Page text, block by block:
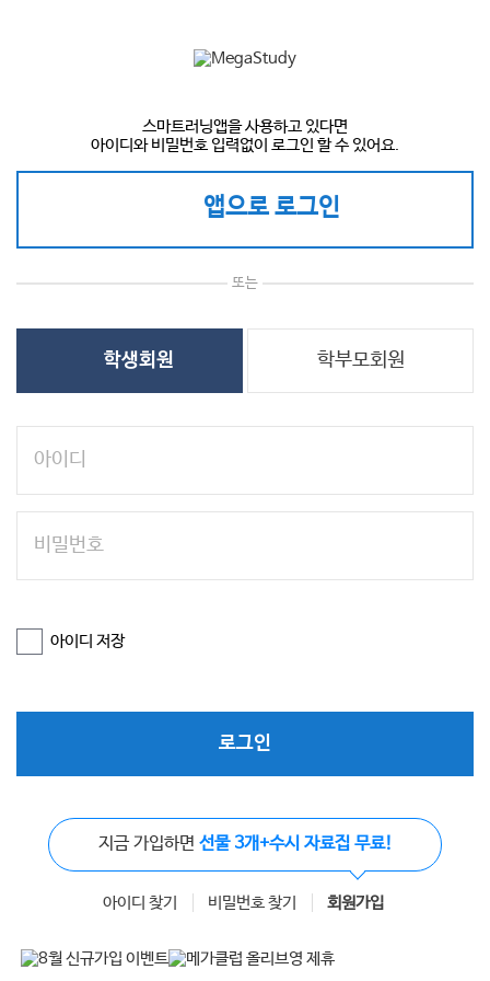
스마트러닝앱을 사용하고 있다면
아이디와 비밀번호 입력없이 로그인 할 수 있어요.
앱으로 로그인
또는
학생회원 학부모회원
아이디 저장
로그인
지금 가입하면 선물 3개+수시 자료집 무료!
아이디 찾기 비밀번호 찾기 회원가입